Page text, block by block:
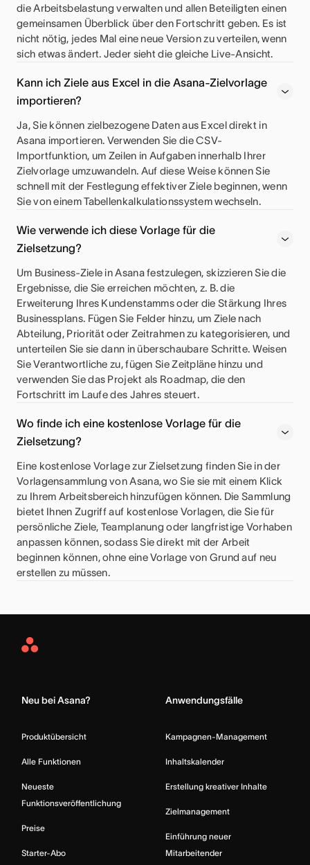
die Arbeitsbelastung verwalten und allen Beteiligten einen
gemeinsamen Überblick über den Fortschritt geben. Es ist
nicht nötig, jedes Mal eine neue Version zu verteilen, wenn
sich etwas ändert. Jeder sieht die gleiche Live-Ansicht.
Kann ich Ziele aus Excel in die Asana-Zielvorlage
importieren?
Ja, Sie können zielbezogene Daten aus Excel direkt in
Asana importieren. Verwenden Sie die CSV-
Importfunktion, um Zeilen in Aufgaben innerhalb Ihrer
Zielvorlage umzuwandeln. Auf diese Weise können Sie
schnell mit der Festlegung effektiver Ziele beginnen, wenn
Sie von einem Tabellenkalkulationssystem wechseln.
Wie verwende ich diese Vorlage für die
Zielsetzung?
Um Business-Ziele in Asana festzulegen, skizzieren Sie die
Ergebnisse, die Sie erreichen möchten, z. B. die
Erweiterung Ihres Kundenstamms oder die Stärkung Ihres
Businessplans. Fügen Sie Felder hinzu, um Ziele nach
Abteilung, Priorität oder Zeitrahmen zu kategorisieren, und
unterteilen Sie sie dann in überschaubare Schritte. Weisen
Sie Verantwortliche zu, fügen Sie Zeitpläne hinzu und
verwenden Sie das Projekt als Roadmap, die den
Fortschritt im Laufe des Jahres steuert.
Wo finde ich eine kostenlose Vorlage für die
Zielsetzung?
Eine kostenlose Vorlage zur Zielsetzung finden Sie in der
Vorlagensammlung von Asana, wo Sie sie mit einem Klick
zu Ihrem Arbeitsbereich hinzufügen können. Die Sammlung
bietet Ihnen Zugriff auf kostenlose Vorlagen, die Sie für
persönliche Ziele, Teamplanung oder langfristige Vorhaben
anpassen können, sodass Sie direkt mit der Arbeit
beginnen können, ohne eine Vorlage von Grund auf neu
erstellen zu müssen.
Asana
Neu bei Asana?
Produktübersicht
Alle Funktionen
Neueste
Funktionsveröffentlichung
Preise
Starter-Abo
Anwendungsfälle
Kampagnen-Management
Inhaltskalender
Erstellung kreativer Inhalte
Zielmanagement
Einführung neuer
Mitarbeitender